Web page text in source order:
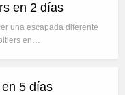
en 2 días
una escapada diferente
en…
5 días